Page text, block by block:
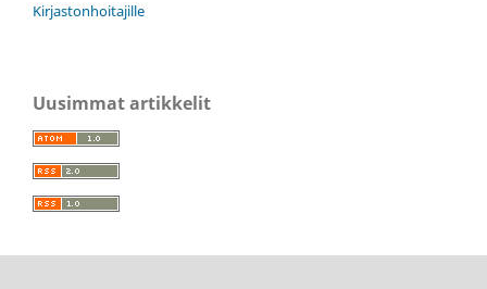
Kirjastonhoitajille
Uusimmat artikkelit